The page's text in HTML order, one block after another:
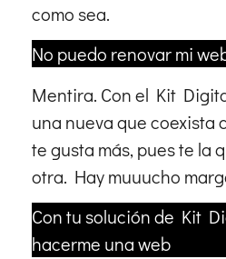
como sea.
No puedo renovar mi
Mentira. Con el Kit
una nueva que coexista
te gusta más, pues te la
otra. Hay muuucho
Con tu solución de Kit
hacerme una web